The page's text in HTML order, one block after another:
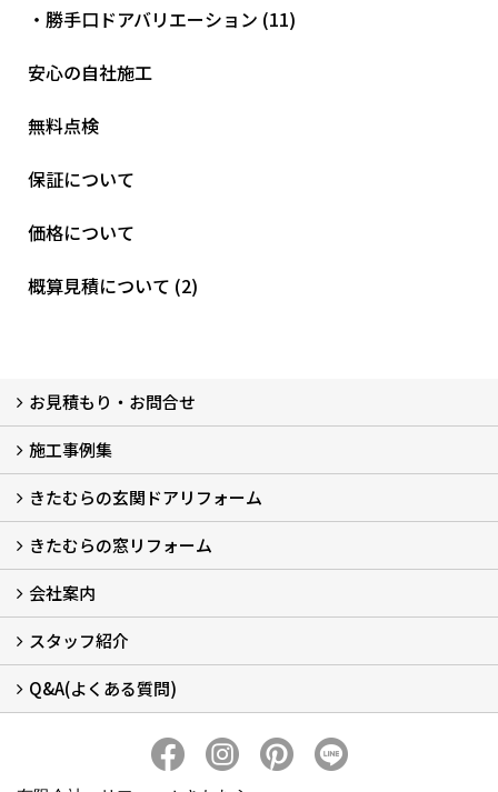
・勝手口ドアバリエーション (11)
安心の自社施工
無料点検
保証について
価格について
概算見積について (2)
お見積もり・お問合せ
LINEで概算見積もり
チャットで質問
問い合わせフォームから
オンライン相談
電話で相談
無料現地調査をご希望の方
施工事例集
玄関ドアリフォーム
玄関引戸リフォーム
勝手口ドアリフォーム
窓リフォーム
きたむらの玄関ドアリフォーム
玄関ドアリフォームについて
リシェントについて (23)
・玄関ドアバリエーション (52)
・玄関引戸バリエーション (44)
・勝手口ドアバリエーション (11)
安心の自社施工
無料点検
保証について
価格について
概算見積について (2)
きたむらの窓リフォーム
窓リフォームについて (5)
・内窓設置-LIXILインプラス
・内窓設置-AGCまどまど
・窓交換
・エコガラス交換
・防犯・防災ガラス交換
会社案内
会社概要 (2)
ブログ
アクセス
施工エリア
施工までの流れ
SNSインフォメーション
チャット機能
オンライン打合わせ
補助金について (2)
スタッフ紹介
スタッフ紹介
Q&A(よくある質問)